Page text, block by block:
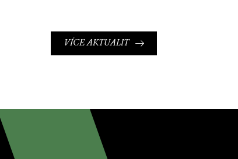
VÍCE AKTUALIT